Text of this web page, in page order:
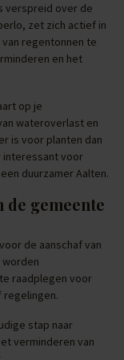
verspreid over de
zet zich actief in
regentonnen te
en het
op je
wateroverlast en
is voor planten dan
interessant voor
duurzamer Aalten.
de gemeente
de aanschaf van
worden
raadplegen voor
stap naar
verminderen van